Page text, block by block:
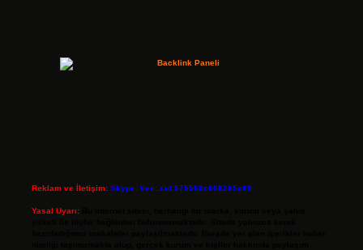
Reklam ve İletişim: Skype: live:.cid.575569c608265c69
Yasal Uyarı: